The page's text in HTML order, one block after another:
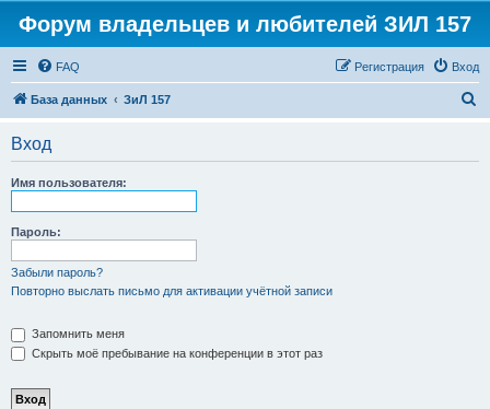
Форум владельцев и любителей ЗИЛ 157
FAQ Вход
Регистрация
База данных ЗиЛ 157
Вход
Имя пользователя:
Пароль:
Забыли пароль?
Повторно выслать письмо для активации учётной записи
Запомнить меня
Скрыть моё пребывание на конференции в этот раз